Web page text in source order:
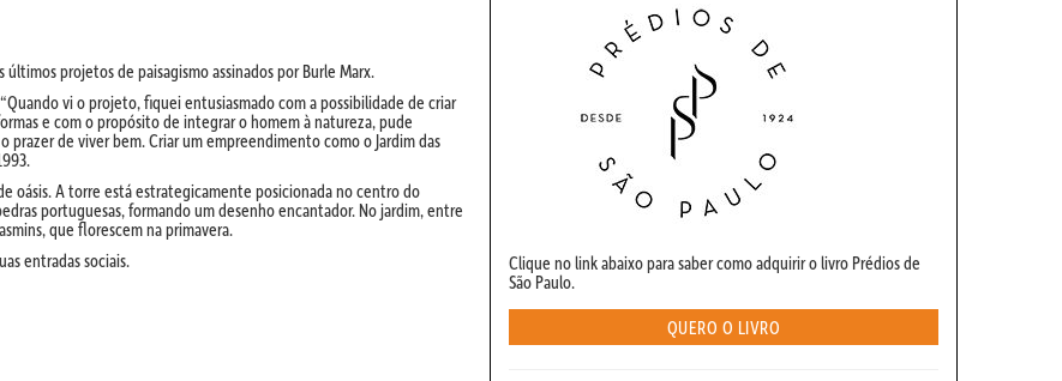
projetos de paisagismo assinados por Burle Marx.
vi o projeto, fiquei entusiasmado com a possibilidade de criar
e com o propósito de integrar o homem à natureza, pude
de viver bem. Criar um empreendimento como o Jardim das
oásis. A torre está estrategicamente posicionada no centro do
portuguesas, formando um desenho encantador. No jardim, entre
que florescem na primavera.
entradas sociais.
Clique no link abaixo para saber como adquirir o livro Prédios de
São Paulo.
QUERO O LIVRO